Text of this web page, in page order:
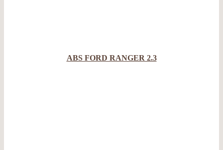
ABS FORD RANGER 2.3